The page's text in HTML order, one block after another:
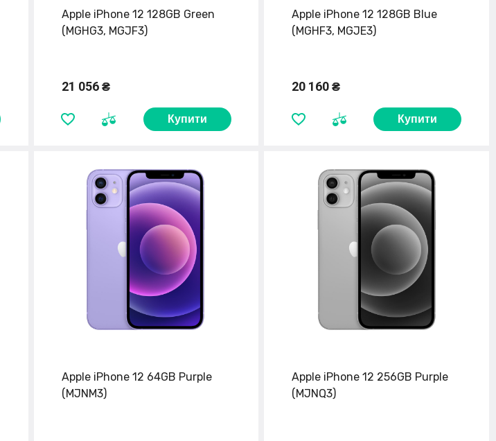
Apple iPhone 12 128GB Green
(MGHG3, MGJF3)
21 056 ₴
Купити
Apple iPhone 12 128GB Blue
(MGHF3, MGJE3)
20 160 ₴
Купити
Apple iPhone 12 64GB Purple
(MJNM3)
Apple iPhone 12 256GB Purple
(MJNQ3)